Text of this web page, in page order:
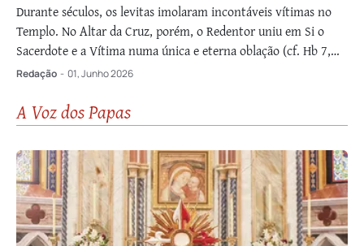
Durante séculos, os levitas imolaram incontáveis vítimas no
Templo. No ­Altar da Cruz, porém, o Redentor uniu em Si o
Sacerdote e a Vítima numa única e eterna oblação (cf. Hb 7,
27). Ao prometer sua presença terrena até a consumação dos
Redação - 01, Junho 2026
A Voz dos Papas